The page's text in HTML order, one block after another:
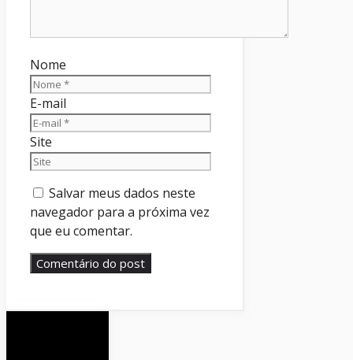
Nome
E-mail
Site
Salvar meus dados neste
navegador para a próxima vez
que eu comentar.